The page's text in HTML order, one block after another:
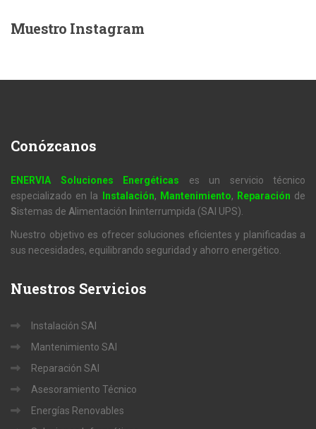
Muestro Instagram
Conózcanos
ENERVIA Soluciones Energéticas es un servicio técnico
especializado en la
Instalación, Mantenimiento, Reparación de
Sistemas de A limentación ninterrumpida (SAI UPS).
Nuestro objetivo es ofrecer soluciones eficientes y planificadas a
sus necesidades, equilibrando seguridad y ahorro energético.
Nuestros Servicios
Instalación SAI
Mantenimiento SAI
Reparación SAI
Asesoramiento Técnico
Energías Renovables